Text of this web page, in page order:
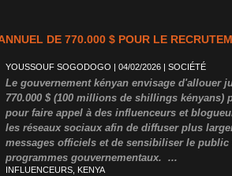
DE 770.000 $ POUR LE
YOUSSOUF SOGODOGO | 04/02/2026 | SOCIÉTÉ
Le gouvernement kényan envisage d'allouer
770.000 $ (100 millions de shillings kényans)
pour faire appel à des influenceurs et
les réseaux sociaux afin de diffuser plus
messages officiels et de sensibiliser le public
programmes gouvernementaux. ...
INFLUENCEURS KENYA